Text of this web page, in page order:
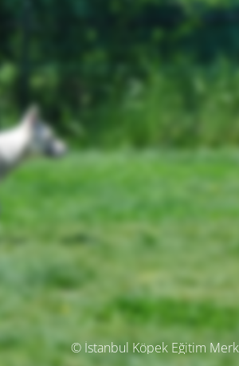
© İstanbul Köpek Eğitim